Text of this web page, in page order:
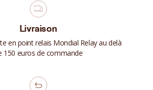
Livraison
en point relais Mondial Relay au delà
150 euros de commande